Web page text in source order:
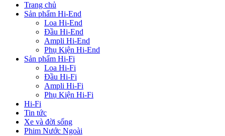
Trang chủ
Sản phẩm Hi-End
Loa Hi-End
Đầu Hi-End
Ampli Hi-End
Phụ Kiện Hi-End
Sản phẩm Hi-Fi
Loa Hi-Fi
Đầu Hi-Fi
Ampli Hi-Fi
Phụ Kiện Hi-Fi
Hi-Fi
Tin tức
Xe và đời sống
Phim Nước Ngoài